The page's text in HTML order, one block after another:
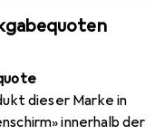
dieser Marke in
innerhalb der